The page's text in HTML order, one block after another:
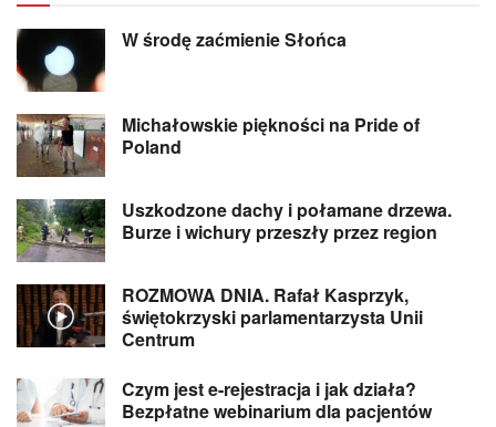
W środę zaćmienie Słońca
Michałowskie piękności na Pride of
Poland
Uszkodzone dachy i połamane drzewa.
Burze i wichury przeszły przez region
ROZMOWA DNIA. Rafał Kasprzyk,
świętokrzyski parlamentarzysta Unii
Centrum
Czym jest e-rejestracja i jak działa?
Bezpłatne webinarium dla pacjentów